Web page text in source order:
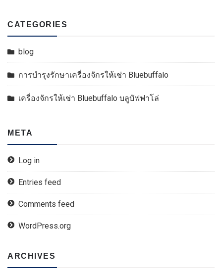
CATEGORIES
blog
การบำรุงรักษาเครื่องจักรให้เช่า Bluebuffalo
เครื่องจักรให้เช่า Bluebuffalo บลูบัฟฟาโล่
META
Log in
Entries feed
Comments feed
WordPress.org
ARCHIVES